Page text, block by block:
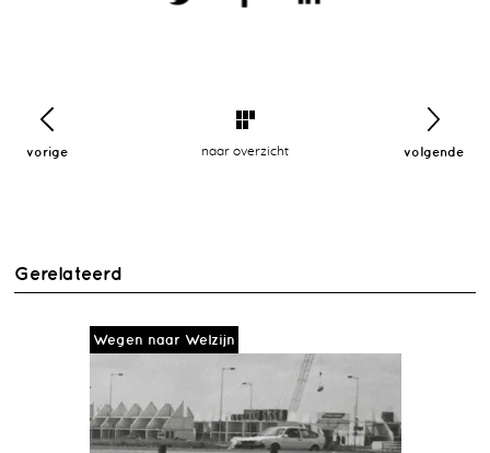
vorige naar overzicht volgende
Gerelateerd
Wegen naar Welzijn